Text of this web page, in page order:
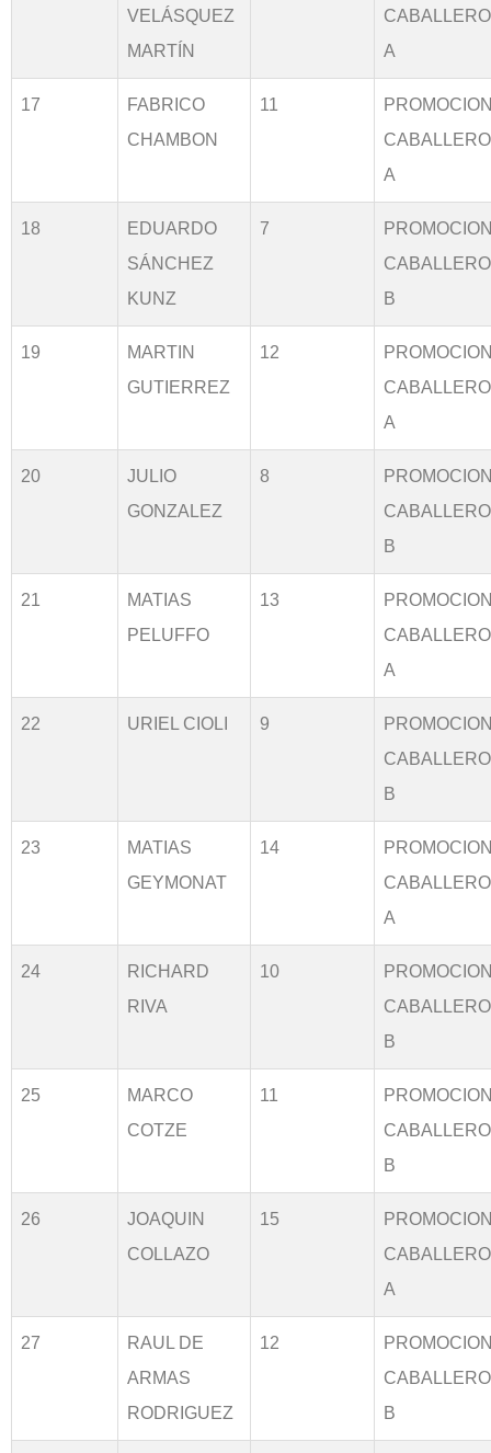
VELÁSQUEZ
MARTÍN
A
17
FABRICO
CHAMBON
11
A
18
EDUARDO
SÁNCHEZ
KUNZ
7
B
19
MARTIN
GUTIERREZ
12
A
20
JULIO
GONZALEZ
8
B
21
MATIAS
PELUFFO
13
A
22 URIEL CIOLI 9
B
23
MATIAS
GEYMONAT
14
A
24
RICHARD
RIVA
10
B
25
MARCO
COTZE
11
B
26
JOAQUIN
COLLAZO
15
A
27
RAUL DE
ARMAS
RODRIGUEZ
12
B